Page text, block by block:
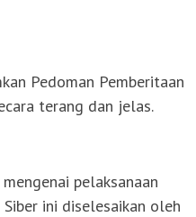
Pedoman Pemberitaan
terang dan jelas.
pelaksanaan
ini diselesaikan oleh